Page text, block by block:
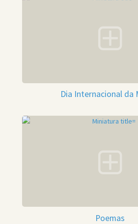
Dia Internacional da
Poemas